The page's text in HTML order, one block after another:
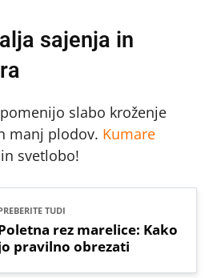
sajenja in
slabo kroženje
manj plodov. Kumare
svetlobo!
TUDI
rez marelice: Kako
pravilno obrezati